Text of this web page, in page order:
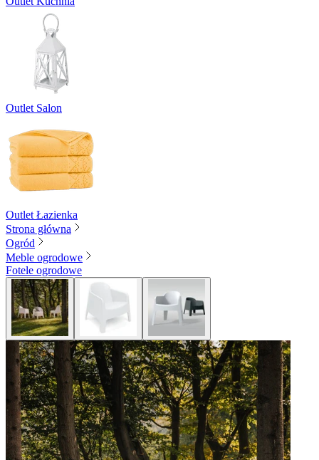
Outlet Salon
Outlet Łazienka
Strona główna
Ogród
Meble ogrodowe
Fotele ogrodowe